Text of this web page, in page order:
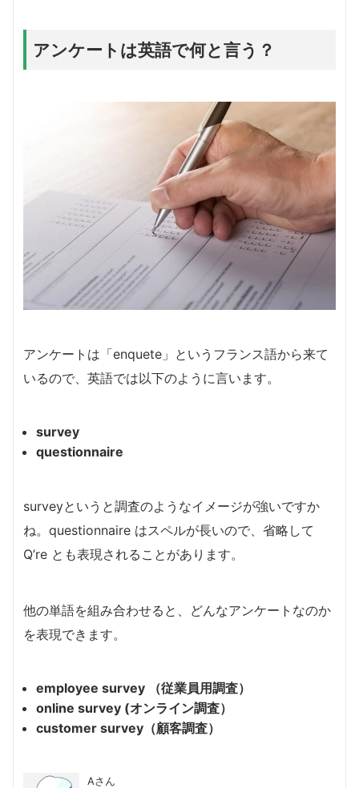
アンケートは英語で何と言う？
アンケートは「enquete」というフランス語から来て
いるので、英語では以下のように言います。
survey
questionnaire
surveyというと調査のようなイメージが強いですか
ね。questionnaire はスペルが長いので、省略して
Q’re とも表現されることがあります。
他の単語を組み合わせると、どんなアンケートなのか
を表現できます。
employee survey （従業員用調査）
online survey (オンライン調査）
customer survey（顧客調査）
Aさん